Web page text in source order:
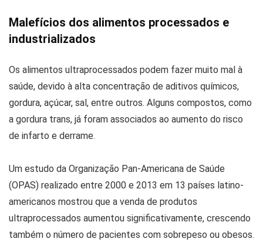
Malefícios dos alimentos processados e
industrializados
Os alimentos ultraprocessados podem fazer muito mal à
saúde, devido à alta concentração de aditivos químicos,
gordura, açúcar, sal, entre outros. Alguns compostos, como
a gordura trans, já foram associados ao aumento do risco
de infarto e derrame.
Um estudo da Organização Pan-Americana de Saúde
(OPAS) realizado entre 2000 e 2013 em 13 países latino-
americanos mostrou que a venda de produtos
ultraprocessados aumentou significativamente, crescendo
também o número de pacientes com sobrepeso ou obesos.